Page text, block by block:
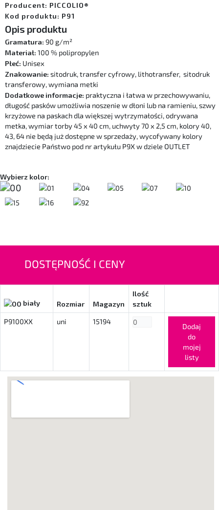
Producent: PICCOLIO®
Kod produktu: P91
Opis produktu
Gramatura: 90 g/m²
Materiał: 100 % polipropylen
Płeć: Unisex
Znakowanie: sitodruk, transfer cyfrowy, lithotransfer, sitodruk
transferowy, wymiana metki
Dodatkowe informacje: praktyczna i łatwa w przechowywaniu,
długość pasków umożliwia noszenie w dłoni lub na ramieniu, szwy
krzyżowe na paskach dla większej wytrzymałości, odrywana
metka, wymiar torby 45 x 40 cm, uchwyty 70 x 2,5 cm, kolory 40,
43, 64 nie będą już dostępne w sprzedaży, wycofywany kolory
znajdziecie Państwo pod nr artykułu P9X w dziele OUTLET
Wybierz kolor:
DOSTĘPNOŚĆ I CENY
biały Rozmiar Magazyn
Ilość
sztuk
P9100XX
uni 15194
Dodaj
do
mojej
listy